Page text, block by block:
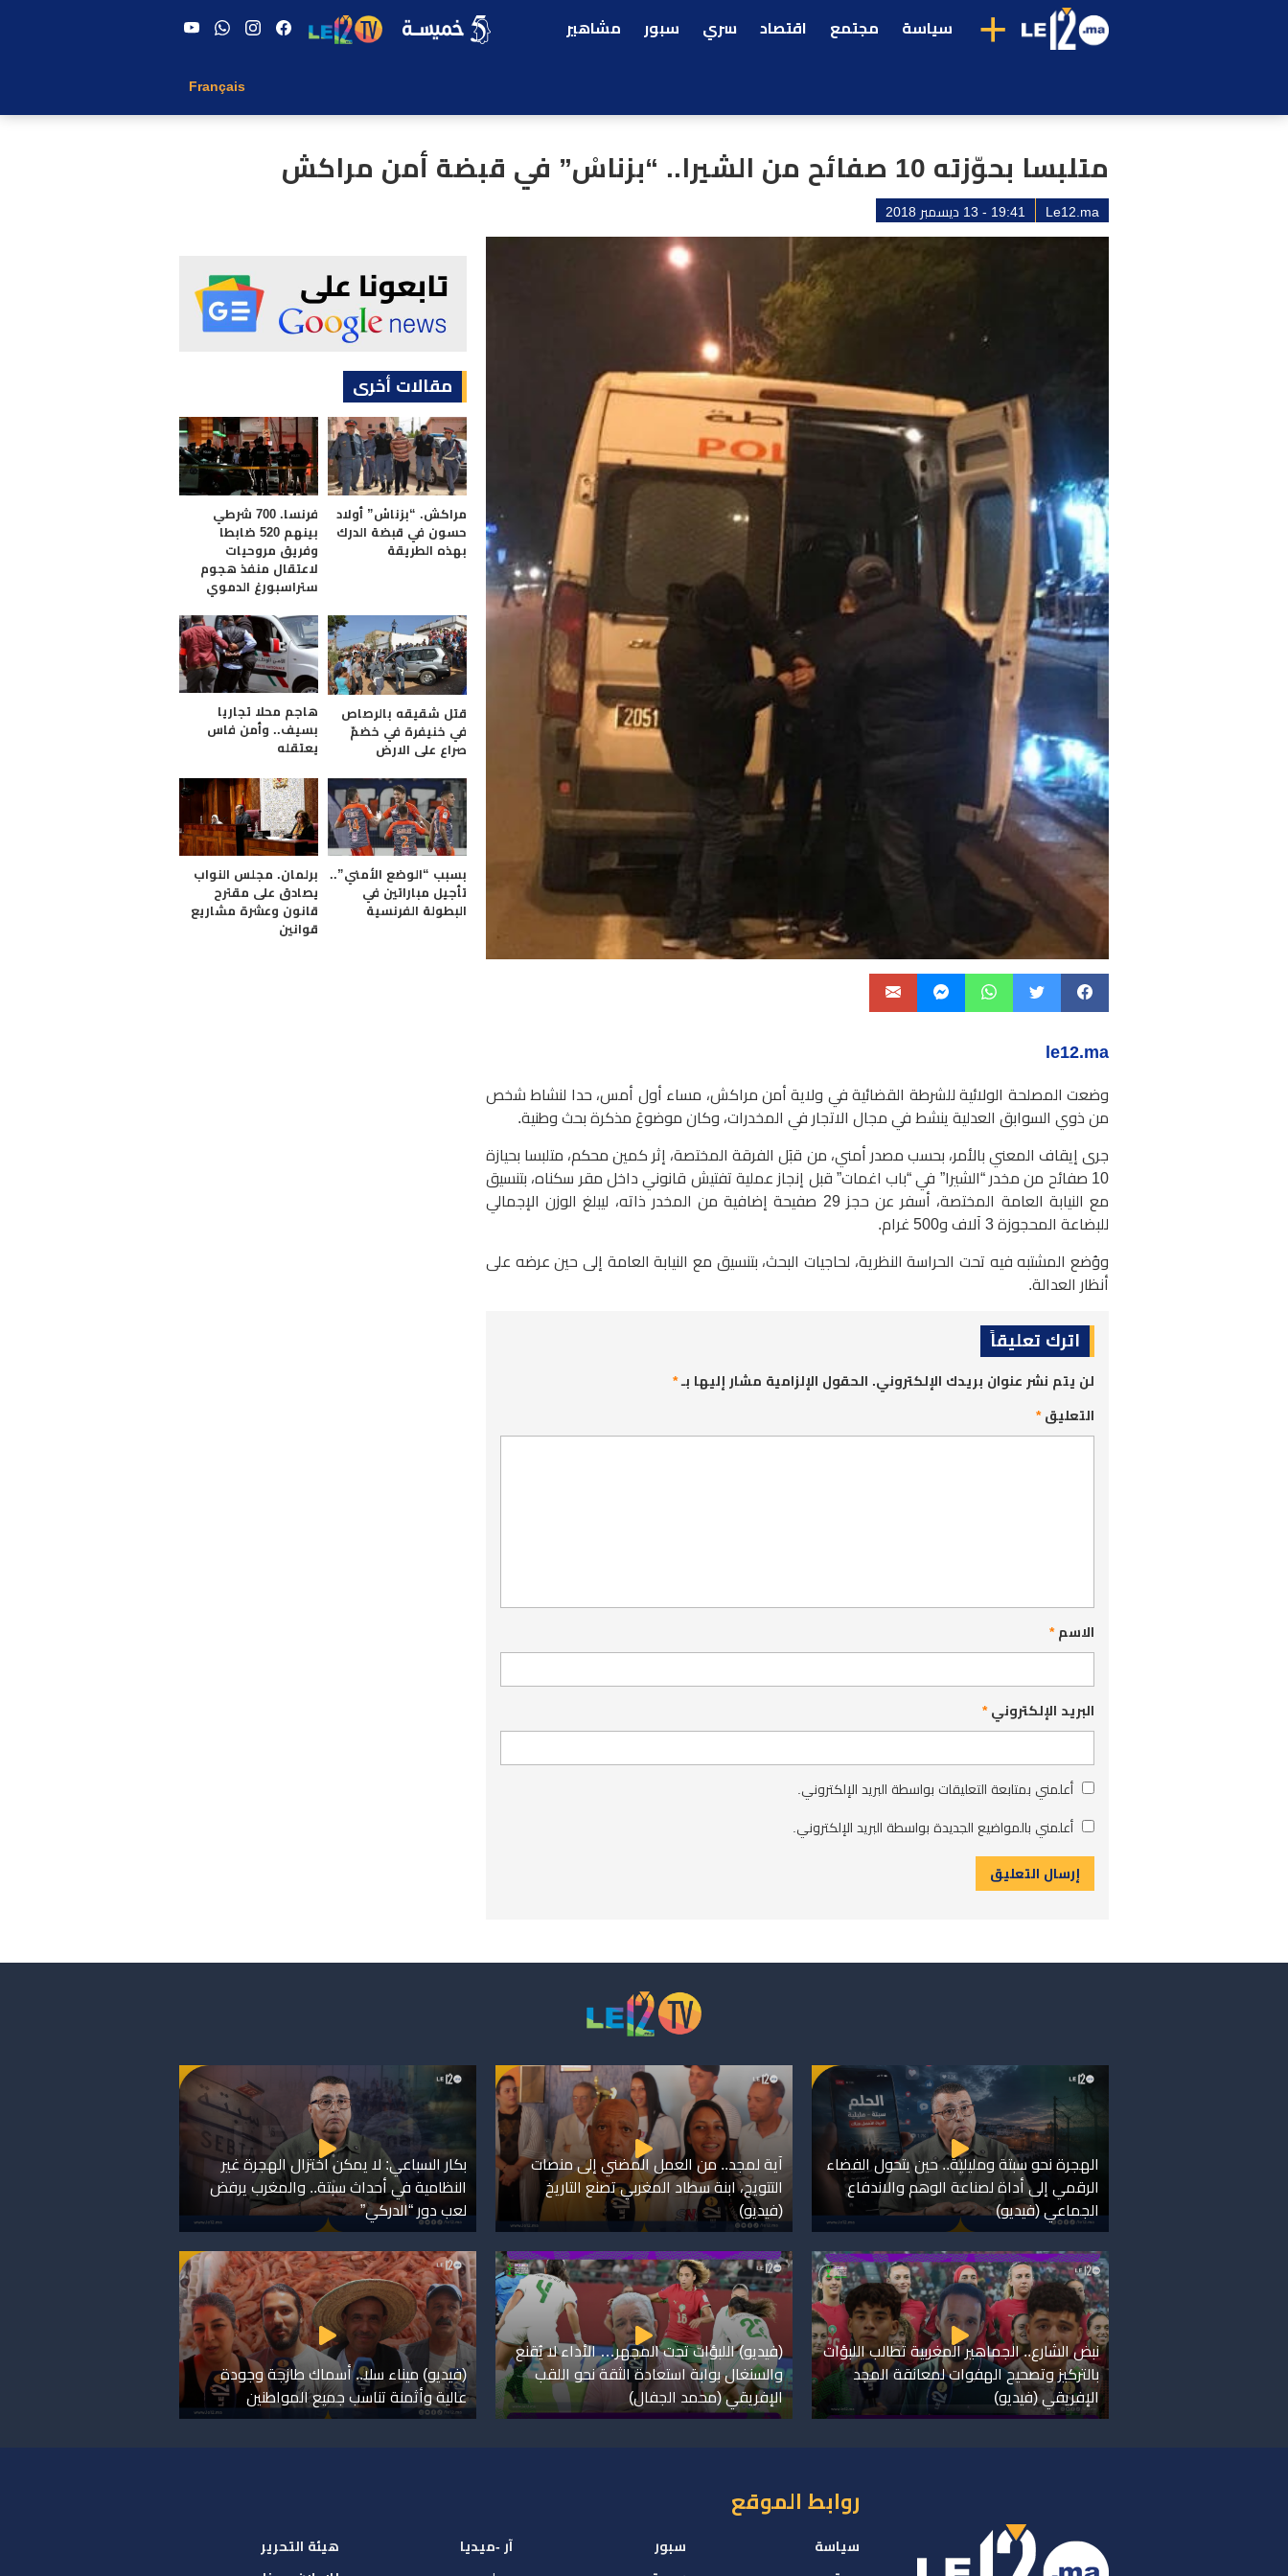
+ سياسة مجتمع اقتصاد سري سبور مشاهير
Français
متلبسا بحوّزته 10 صفائح من الشيرا.. “بزناسْ” في قبضة أمن مراكش
Le12.ma 19:41 - 13 ديسمبر 2018
le12.ma
وضعت المصلحة الولائية للشرطة القضائية في ولاية أمن مراكش، مساء أول أمس، حدا لنشاط شخص
من ذوي السوابق العدلية ينشط في مجال الاتجار في المخدرات، وكان موضوعَ مذكرة بحث وطنية.
جرى إيقاف المعني بالأمر، بحسب مصدر أمني، من قبَل الفرقة المختصة، إثر كمين محكم، متلبسا بحيازة
10 صفائح من مخدر “الشيرا” في “باب اغمات” قبل إنجاز عملية تفتيش قانوني داخل مقر سكناه، بتنسيق
مع النيابة العامة المختصة، أسفر عن حجز 29 صفيحة إضافية من المخدر ذاته، ليبلغ الوزن الإجمالي
للبضاعة المحجوزة 3 آلاف و500 غرام.
ووُضع المشتبه فيه تحت الحراسة النظرية، لحاجيات البحث، بتنسيق مع النيابة العامة إلى حين عرضه على
أنظار العدالة.
اترك تعليقاً
لن يتم نشر عنوان بريدك الإلكتروني. الحقول الإلزامية مشار إليها بـ*
التعليق*
الاسم*
البريد الإلكتروني*
أعلمني بمتابعة التعليقات بواسطة البريد الإلكتروني.
أعلمني بالمواضيع الجديدة بواسطة البريد الإلكتروني.
مقالات أخرى
مراكش. “بزناسْ” أولاد
حسون في قبضة الدرك
بهذه الطريقة
فرنسا. 700 شرطي
بينهم 520 ضابطا
وفريق مروحيات
لاعتقال منفذ هجوم
ستراسبورغ الدموي
قتل شقيقه بالرصاص
في خنيفرة في خضمّ
صراع على الارض
هاجم محلا تجاريا
بسيف.. وأمن فاس
يعتقله
بسبب “الوضع الأمني”..
تأجيل مباراتين في
البطولة الفرنسية
برلمان. مجلس النواب
يصادق على مقترح
قانون وعشرة مشاريع
قوانين
الهجرة نحو سبتة ومليلية.. حين يتحول الفضاء
الرقمي إلى أداة لصناعة الوهم والاندفاع
الجماعي (فيديو)
آية لمجد.. من العمل المضني إلى منصات
التتويج، ابنة سطاد المغربي تصنع التاريخ
(فيديو)
بكار السباعي: لا يمكن اختزال الهجرة غير
النظامية في أحداث سبتة.. والمغرب يرفض
لعب دور “الدركي”
نبض الشارع.. الجماهير المغربية تطالب اللبؤات
بالتركيز وتصحيح الهفوات لمعانقة المجد
الإفريقي (فيديو)
(فيديو) اللبؤات تحت المجهر… الأداء لا يُقنع
والسنغال بوابة استعادة الثقة نحو اللقب
الإفريقي (محمد الجفال)
(فيديو) ميناء سلا.. أسماك طازجة وجودة
عالية وأثمنة تناسب جميع المواطنين
روابط الموقع
سياسة سبور آر -ميديا هيئة التحرير